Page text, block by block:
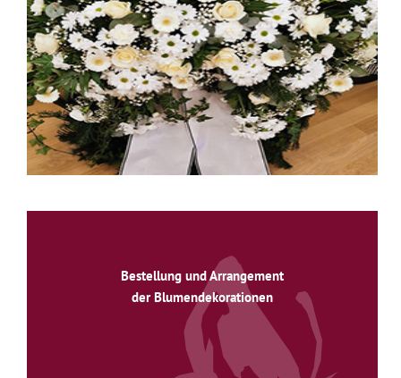
Bestellung und Arrangement
der Blumendekorationen